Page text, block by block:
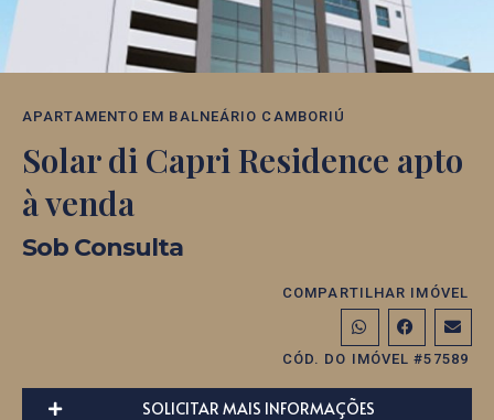
APARTAMENTO EM BALNEÁRIO CAMBORIÚ
Solar di Capri Residence apto
à venda
Sob Consulta
COMPARTILHAR IMÓVEL
CÓD. DO IMÓVEL #57589
SOLICITAR MAIS INFORMAÇÕES